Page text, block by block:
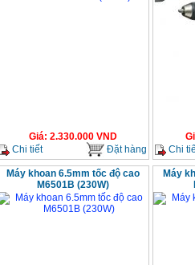
Giá: 2.330.000VND
Chi tiết
Đặt hàng
Chi
Máy khoan 6.5mm tốc độ cao
M6501B (230W)
Máy